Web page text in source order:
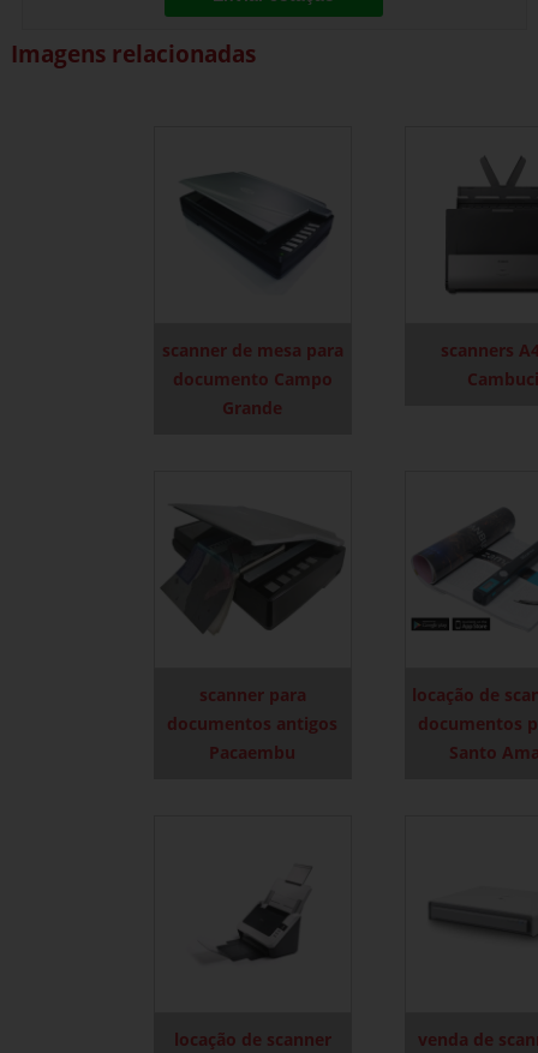
Imagens relacionadas
scanner de mesa para
documento Campo
Grande
scanners
scanner para
documentos antigos
Pacaembu
locação de
documentos
Santo
locação de scanner
venda de